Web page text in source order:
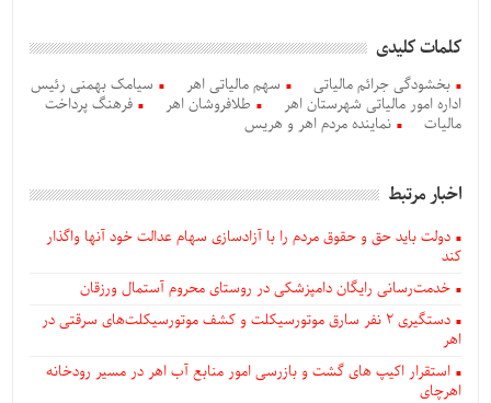
کلمات کلیدی
بخشودگی جرائم مالیاتی سهم مالیاتی اهر
سیامک بهمنی رئیس
اداره امور مالیاتی شهرستان اهر
طلافروشان اهر
فرهنگ پرداخت
مالیات
نماینده مردم اهر و هریس
اخبار مرتبط
دولت باید حق و حقوق مردم را با آزادسازی سهام عدالت خود آنها واگذار
کند
خدمت‌رسانی رایگان دامپزشکی در روستای محروم آستمال ورزقان
دستگيری ۲ نفر سارق موتورسیکلت و کشف موتورسیکلت‌های سرقتی در
اهر
استقرار اکیپ های گشت و بازرسی امور منابع آب اهر در مسیر رودخانه
اهرچای